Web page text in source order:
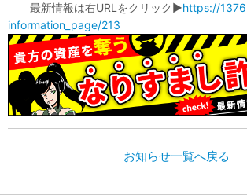
最新情報は右URLをクリック▶https://
information_page/213
お知らせ一覧へ戻る